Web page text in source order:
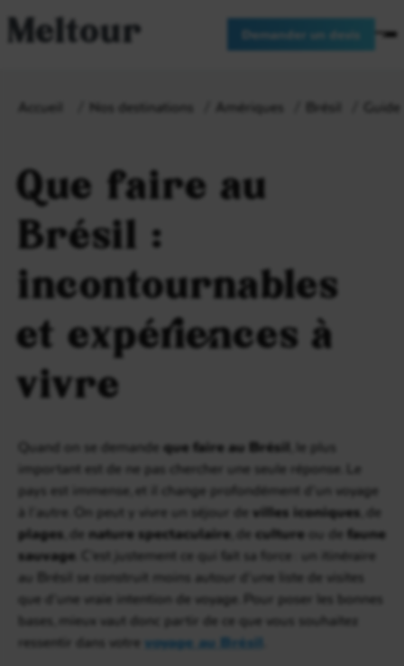
Meltour Demander un devis
Accueil Nos destinations Amériques Brésil
Que faire au
Brésil :
incontournables
et expériences à
vivre
Quand on se demande que faire au Brésil , le plus
important est de ne pas chercher une seule réponse. Le
pays est immense, et il change profondément d’un voyage
à l’autre. On peut y vivre un séjour de villes iconiques , de
plages , de nature spectaculaire , de culture ou de faune
sauvage . C’est justement ce qui fait sa force : un itinéraire
au Brésil se construit moins autour d’une liste de visites
que d’une vraie intention de voyage. Pour poser les bonnes
bases, mieux vaut donc partir de ce que vous souhaitez
ressentir dans votre voyage au Brésil